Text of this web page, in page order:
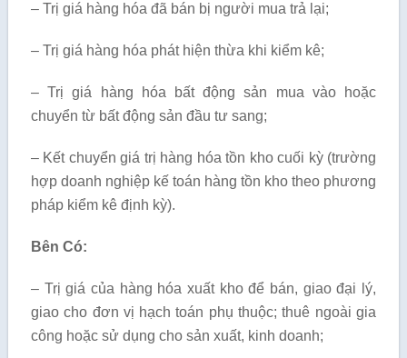
– Trị giá hàng hóa đã bán bị người mua trả lại;
– Trị giá hàng hóa phát hiện thừa khi kiểm kê;
– Trị giá hàng hóa bất động sản mua vào hoặc
chuyển từ bất động sản đầu tư sang;
– Kết chuyển giá trị hàng hóa tồn kho cuối kỳ (trường
hợp doanh nghiệp kế toán hàng tồn kho theo phương
pháp kiểm kê định kỳ).
Bên Có:
– Trị giá của hàng hóa xuất kho để bán, giao đại lý,
giao cho đơn vị hạch toán phụ thuộc; thuê ngoài gia
công hoặc sử dụng cho sản xuất, kinh doanh;